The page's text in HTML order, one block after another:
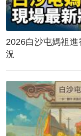
2026白沙屯媽祖
況